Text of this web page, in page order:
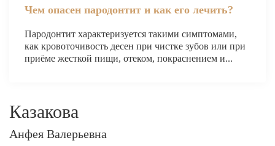
Казакова
Анфея Валерьевна
Чем опасен пародонтит и как его лечить?
Пародонтит характеризуется такими симптомами,
как кровоточивость десен при чистке зубов или при
приёме жесткой пищи, отеком, покраснением и...